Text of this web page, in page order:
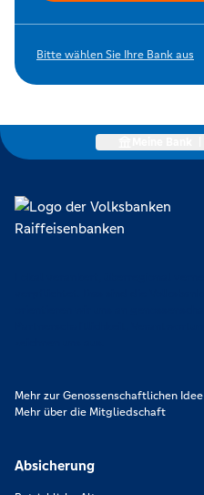
Bitte wählen Sie Ihre Bank aus
Mehr zur Genossenschaftlichen Idee
Mehr über die Mitgliedschaft
Absicherung